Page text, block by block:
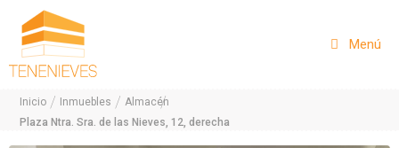
Saltar
contenido
Menú
Inicio / Inmuebles / Almacén
/
Plaza Ntra. Sra. de las Nieves, 12, derecha